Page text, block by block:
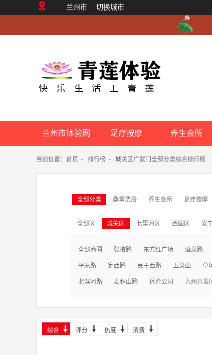
兰州市 切换城市
兰州市体验网 足疗按摩 养生会所
当前位置： 首页 - 排行榜 - 城关区广武门全部分类综合排行榜
全部分类 桑拿洗浴 养生会所 足疗按摩
全部区 城关区 七里河区 西固区 安
全部商圈 张掖路 东方红广场 酒泉路
平凉路 定西路 民主西路 五泉山 草
北滨河路 麦积山路 体育公园 九州开发
综合 评分 热度 消费